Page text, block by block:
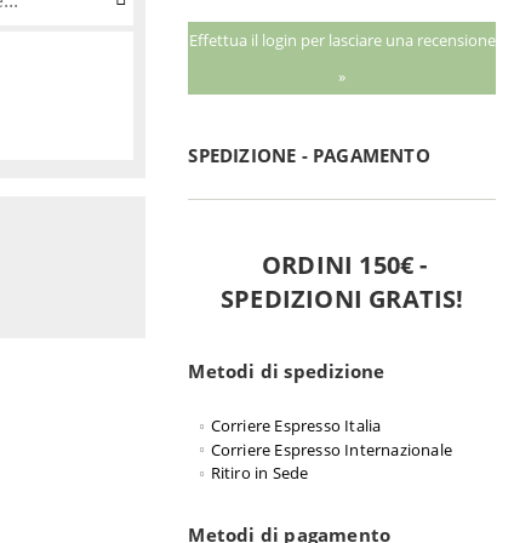
Effettua il login per lasciare una recensione
»
SPEDIZIONE - PAGAMENTO
ORDINI 150€ -
SPEDIZIONI GRATIS!
Metodi di spedizione
Corriere Espresso Italia
Corriere Espresso Internazionale
Ritiro in Sede
Metodi di pagamento